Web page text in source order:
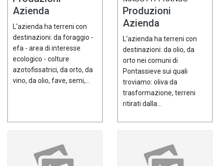
Azienda
L'azienda ha terreni con
destinazioni: da foraggio -
efa - area di interesse
ecologico - colture
azotofissatrici, da orto, da
vino, da olio, fave, semi,...
Produzioni
Azienda
L'azienda ha terreni con
destinazioni: da olio, da
orto nei comuni di
Pontassieve sui quali
troviamo: oliva da
trasformazione, terreni
ritirati dalla...